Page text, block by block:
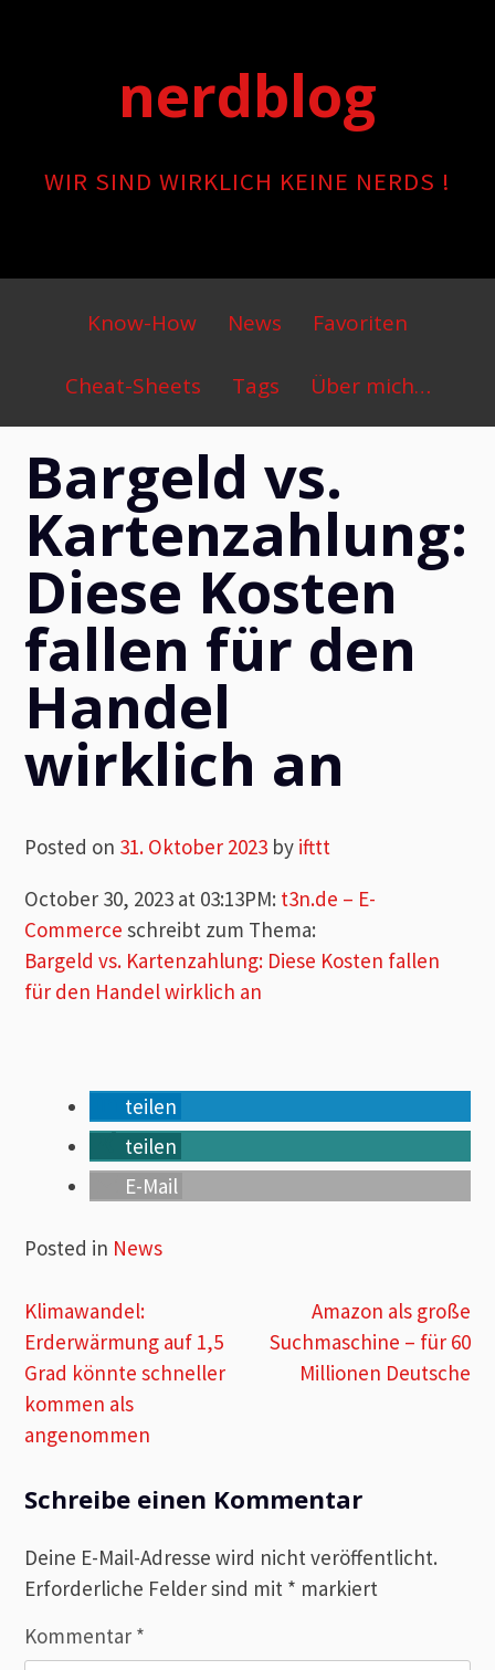
nerdblog
WIR SIND WIRKLICH KEINE NERDS !
Primary
Menu
Know-How News Favoriten
Cheat-Sheets Tags Über mich…
Bargeld vs.
Kartenzahlung:
Diese Kosten
fallen für den
Handel
wirklich an
Posted on 31. Oktober 2023 by ifttt
October 30, 2023 at 03:13PM: t3n.de – E-
Commerce schreibt zum Thema:
Bargeld vs. Kartenzahlung: Diese Kosten fallen
für den Handel wirklich an
teilen
teilen
E-Mail
Posted in News
Beitragsnavigation
Klimawandel:
Erderwärmung auf 1,5
Grad könnte schneller
kommen als
angenommen
Amazon als große
Suchmaschine – für 60
Millionen Deutsche
Schreibe einen Kommentar
Deine E-Mail-Adresse wird nicht veröffentlicht.
Erforderliche Felder sind mit * markiert
Kommentar *